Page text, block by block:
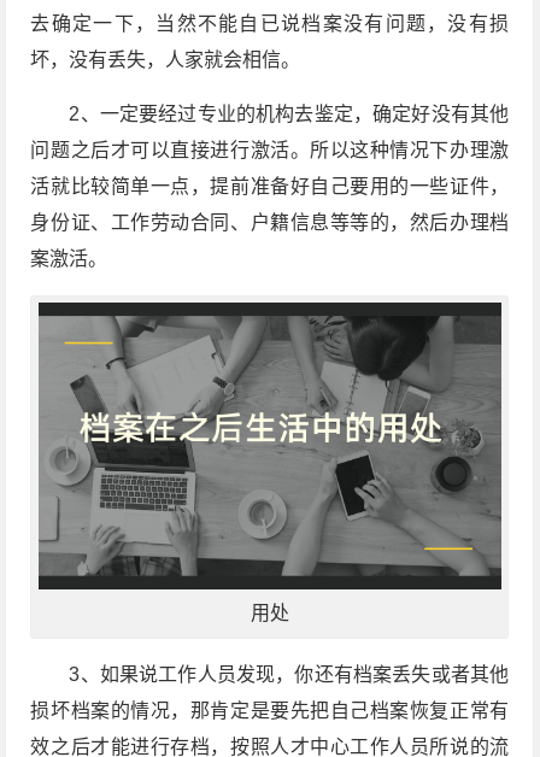
去确定一下，当然不能自已说档案没有问题，没有损
坏，没有丢失，人家就会相信。
2、一定要经过专业的机构去鉴定，确定好没有其他
问题之后才可以直接进行激活。所以这种情况下办理激
活就比较简单一点，提前准备好自己要用的一些证件，
身份证、工作劳动合同、户籍信息等等的，然后办理档
案激活。
用处
3、如果说工作人员发现，你还有档案丢失或者其他
损坏档案的情况，那肯定是要先把自己档案恢复正常有
效之后才能进行存档，按照人才中心工作人员所说的流